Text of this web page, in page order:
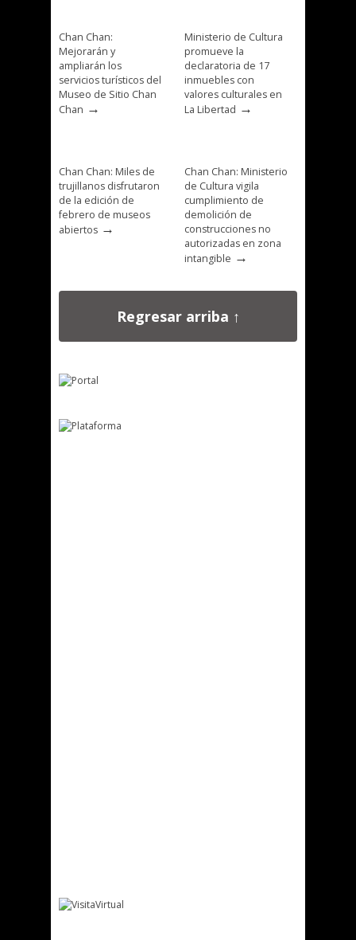
Chan Chan:
Mejorarán y
ampliarán los
servicios turísticos del
Museo de Sitio Chan
Chan →
Ministerio de Cultura
promueve la
declaratoria de 17
inmuebles con
valores culturales en
La Libertad →
Chan Chan: Miles de
trujillanos disfrutaron
de la edición de
febrero de museos
abiertos →
Chan Chan: Ministerio
de Cultura vigila
cumplimiento de
demolición de
construcciones no
autorizadas en zona
intangible →
Regresar arriba ↑